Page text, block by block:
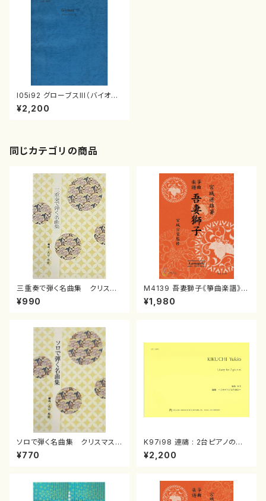
I05i92 グローブスIII（バイオリ
ン，笙（篳篥と持替），チェロ，ハ
ープ，ピアノ，踊り手2( 男及び
¥2,200
同じカテゴリの商品
三重奏で弾く名曲集 クリスマ
スメドレー( 箏2/大平光美 編
曲/楽譜）
¥990
M4139 吾妻獅子《箏曲楽譜》
（箏/宮城道雄著・宮城宗家監修/
箏曲古典楽譜）
¥1,980
ソロで弾く名曲集 クリスマス・
イブ／恋人がサンタクロース(
箏独奏 /大平光美 編曲/楽
¥770
K97i98 連禱 : 2台ピアノのた
めの（2 Pianos / 菊池 幸夫 /
楽譜）
¥2,200